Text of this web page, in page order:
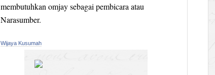
membutuhkan omjay sebagai pembicara atau
Narasumber.
Wijaya Kusumah